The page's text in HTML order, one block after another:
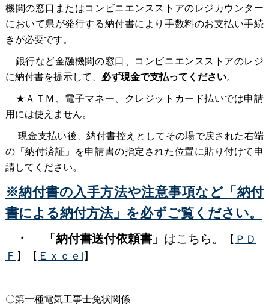
機関の窓口またはコンビニエンスストアのレジカウンター
において県が発行する納付書により手数料のお支払い手続
きが必要です。
銀行など金融機関の窓口、コンビニエンスストアのレジ
に納付書を提示して、 必ず現金で支払ってください。
★ＡＴＭ、電子マネー、クレジットカード払いでは申請
用には使えません。
現金支払い後、納付書控えとしてその場で戻された右端
の「納付済証」を申請書の指定された位置に貼り付けて申
請してください。
※納付書の入手方法や注意事項など「納付
書による納付方法」を必ずご覧ください。
・ 「納付書送付依頼書」 はこちら。 【 ＰＤ
Ｆ 】【 Ｅｘｃｅl 】
〇第一種電気工事士免状関係